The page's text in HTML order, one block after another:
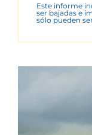
Este informe
ser bajadas e
sólo pueden